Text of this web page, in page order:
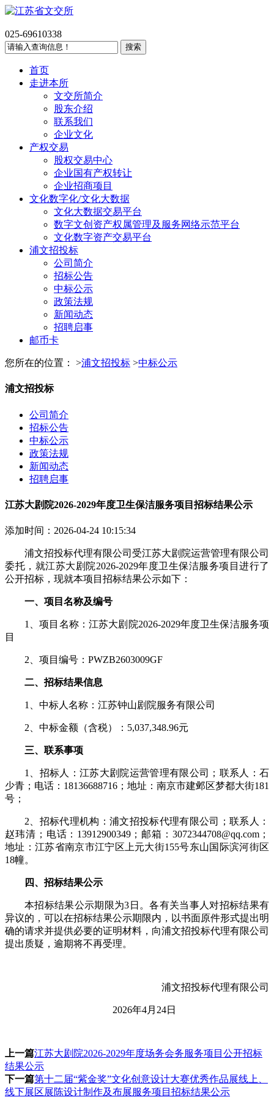
025-69610338
首页
走进本所
文交所简介
股东介绍
联系我们
企业文化
产权交易
股权交易中心
企业国有产权转让
企业招商项目
文化数字化/文化大数据
文化大数据交易平台
数字文创资产权属管理及服务网络示范平台
文化数字资产交易平台
浦文招投标
公司简介
招标公告
中标公示
政策法规
新闻动态
招聘启事
邮币卡
您所在的位置： >浦文招投标 >中标公示
浦文招投标
公司简介
招标公告
中标公示
政策法规
新闻动态
招聘启事
江苏大剧院2026-2029年度卫生保洁服务项目招标结果公示
添加时间：2026-04-24 10:15:34
浦文招投标代理有限公司受江苏大剧院运营管理有限公司
委托，就江苏大剧院2026-2029年度卫生保洁服务项目 进行了
公开招标 ，现就本项目招标结果公示如下：
一、 项目 名称及编号
1、项目名称：江苏大剧院2026-2029年度卫生保洁服务项
目
2、项目编号：PWZB2603009GF
二、 招标结果信息
1 中标人 名称：江苏钟山剧院服务有限公司
2 中标金额 （含税） ： 5,037,348.96元
三、 联系事项
1、招标人：江苏大剧院运营管理有限公司；联系人：石
少青；电话： 18136688716；地址：南京市建邺区梦都大街181
号；
2、招标代理机构 ：浦文招投标代理有限公司；联系人：
赵玮清 ；电话： 13912900349；邮箱：3072344708@qq.com；
地址：江苏省南京市江宁区上元大街155号东山国际滨河街区
18幢。
四、 招标结果公示
本招标结果公示期限为3日。各有关当事人对招标结果有
异议的，可以在招标结果公示期限内，以书面原件形式提出明
确的请求并提供必要的证明材料，向浦文招投标代理有限公司
提出质疑，逾期将不再受理。
浦文招投标代理有限公司
2026年4月 24日
上一篇江苏大剧院2026-2029年度场务会务服务项目公开招标
结果公示
下一篇第十二届“紫金奖”文化创意设计大赛优秀作品展线上、
线下展区展陈设计制作及布展服务项目招标结果公示